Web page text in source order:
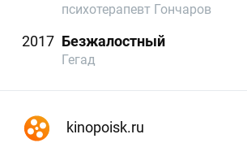
психотерапевт Гончаров
2017 Безжалостный
Гегад
kinopoisk.ru